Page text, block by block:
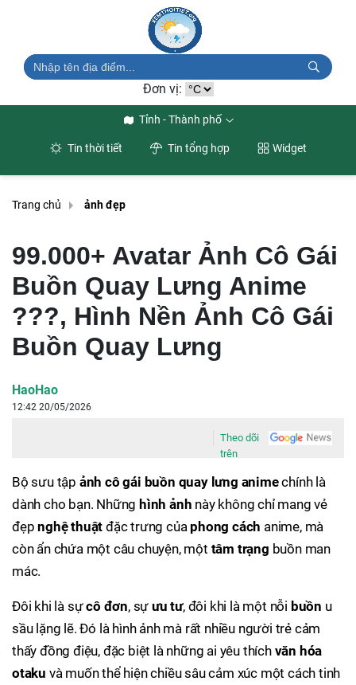
Đơn vị:
Tỉnh - Thành phố
Tin thời tiết Tin tổng hợp Widget
Trang chủ ảnh đẹp
99.000+ Avatar Ảnh Cô Gái
Buồn Quay Lưng Anime
???, Hình Nền Ảnh Cô Gái
Buồn Quay Lưng
HaoHao
12:42 20/05/2026
Theo dõi
trên
Bộ sưu tập ảnh cô gái buồn quay lưng animechính là
dành cho bạn. Những hình ảnh này không chỉ mang vẻ
đẹpnghệ thuật đặc trưng của phong cách anime, mà
còn ẩn chứa một câu chuyện, một tâm trạng buồn man
mác.
Đôi khi là sựcô đơn, sựưu tư, đôi khi là một nỗi buồn u
sầu lặng lẽ. Đó là hình ảnh mà rất nhiều người trẻ cảm
thấy đồng điệu, đặc biệt là những ai yêu thích văn hóa
otaku và muốn thể hiện chiều sâu cảm xúc một cách tinh